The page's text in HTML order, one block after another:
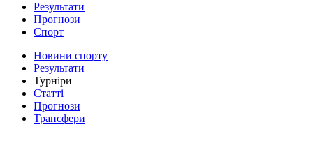
Результати
Прогнози
Спорт
Новини спорту
Результати
Турніри
Статті
Прогнози
Трансфери